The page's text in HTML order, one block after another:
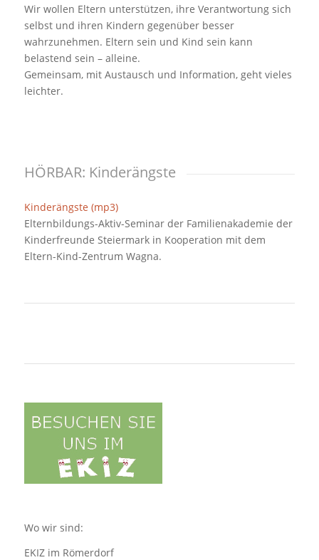
Wir wollen Eltern unterstützen, ihre Verantwortung sich
selbst und ihren Kindern gegenüber besser
wahrzunehmen. Eltern sein und Kind sein kann
belastend sein – alleine.
Gemeinsam, mit Austausch und Information, geht vieles
leichter.
HÖRBAR: Kinderängste
Kinderängste (mp3)
Elternbildungs-Aktiv-Seminar der Familienakademie der
Kinderfreunde Steiermark in Kooperation mit dem
Eltern-Kind-Zentrum Wagna.
Wo wir sind:
EKIZ im Römerdorf